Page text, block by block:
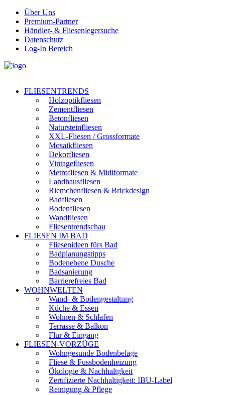
Über Uns
Premium-Partner
Händler- & Fliesenlegersuche
Datenschutz
Log-In Bereich
FLIESENTRENDS
Holzoptikfliesen
Zementfliesen
Betonfliesen
Natursteinfliesen
XXL-Fliesen / Grossformate
Mosaikfliesen
Dekorfliesen
Vintagefliesen
Metrofliesen & Midiformate
Landhausfliesen
Riemchenfliesen & Brickdesign
Badfliesen
Bodenfliesen
Wandfliesen
Fliesentrendschau
FLIESEN IM BAD
Fliesenideen fürs Bad
Badplanungstipps
Bodenebene Dusche
Badsanierung
Barrierefreies Bad
WOHNWELTEN
Wand- & Bodengestaltung
Küche & Essen
Wohnen & Schlafen
Terrasse & Balkon
Flur & Eingang
FLIESEN-VORZÜGE
Wohngesunde Bodenbeläge
Fliese & Fussbodenheizung
Ökologie & Nachhaltgkeit
Zertifizierte Nachhaltigkeit: IBU-Label
Reinigung & Pflege